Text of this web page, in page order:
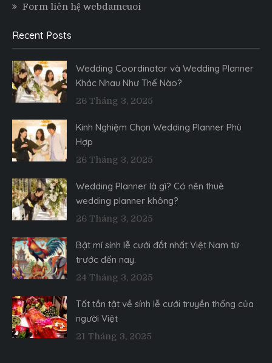
Form liên hệ webdamcuoi
Recent Posts
Wedding Coordinator và Wedding Planner
Khác Nhau Như Thế Nào?
26 Tháng 3, 2025
Kinh Nghiệm Chọn Wedding Planner Phù
Hợp
26 Tháng 3, 2025
Wedding Planner là gì? Có nên thuê
wedding planner không?
26 Tháng 3, 2025
Bật mí sính lễ cưới đắt nhất Việt Nam từ
trước đến nay.
24 Tháng 3, 2025
Tất tần tật về sính lễ cưới truyền thống của
người Việt
21 Tháng 3, 2025